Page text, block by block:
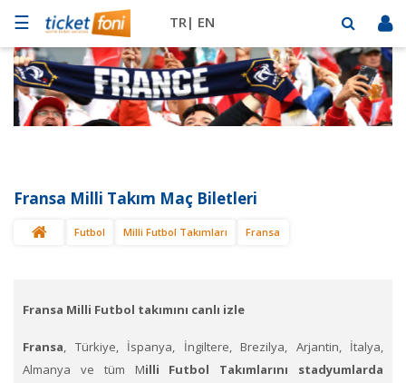
☰ TR| EN
Futbol
Basketbol
Mekanlar
Diğer
SAT
Fransa Milli Takım Maç Biletleri
Futbol Milli Futbol Takımları Fransa
Fransa Milli Futbol takımını canlı izle
Fransa, Türkiye, İspanya, İngiltere, Brezilya, Arjantin, İtalya,
Almanya ve tüm Milli Futbol Takımlarını stadyumlarda